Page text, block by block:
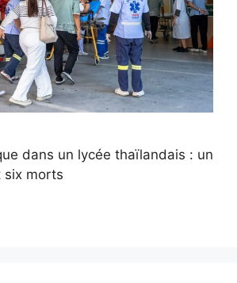
dans un lycée thaïlandais : un
six morts